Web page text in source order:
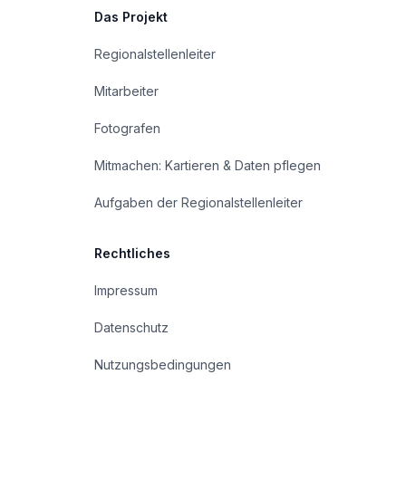
Das Projekt
Regionalstellenleiter
Mitarbeiter
Fotografen
Mitmachen: Kartieren & Daten pflegen
Aufgaben der Regionalstellenleiter
Rechtliches
Impressum
Datenschutz
Nutzungsbedingungen